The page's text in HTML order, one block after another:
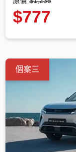
$777
個案三